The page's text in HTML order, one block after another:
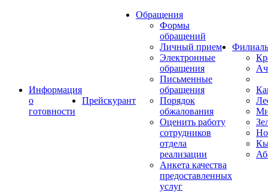
Информация
о
готовности
Прейскурант
Обращения
Формы
обращений
Личный прием
Электронные
обращения
Письменные
обращения
Порядок
обжалования
Оценить работу
сотрудников
отдела
реализации
Анкета качества
предоставленных
услуг